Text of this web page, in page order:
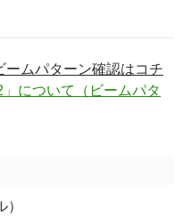
ームパターン確認はコチ
について（ビームパタ